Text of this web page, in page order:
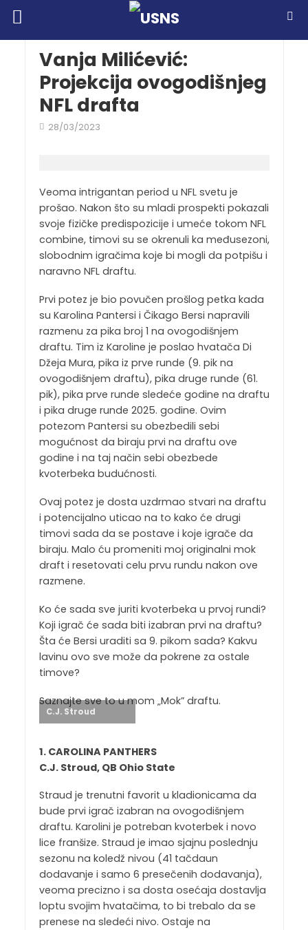
Vanja Milićević:
Projekcija ovogodišnjeg
NFL drafta
28/03/2023
Veoma intrigantan period u NFL svetu je
prošao. Nakon što su mladi prospekti pokazali
svoje fizičke predispozicije i umeće tokom NFL
combine, timovi su se okrenuli ka međusezoni,
slobodnim igračima koje bi mogli da potpišu i
naravno NFL draftu.
Prvi potez je bio povučen prošlog petka kada
su Karolina Pantersi i Čikago Bersi napravili
razmenu za pika broj 1 na ovogodišnjem
draftu. Tim iz Karoline je poslao hvatača Di
Džeja Mura, pika iz prve runde (9. pik na
ovogodišnjem draftu), pika druge runde (61.
pik), pika prve runde sledeće godine na draftu
i pika druge runde 2025. godine. Ovim
potezom Pantersi su obezbedili sebi
mogućnost da biraju prvi na draftu ove
godine i na taj način sebi obezbede
kvoterbeka budućnosti.
Ovaj potez je dosta uzdrmao stvari na draftu
i potencijalno uticao na to kako će drugi
timovi sada da se postave i koje igrače da
biraju. Malo ću promeniti moj originalni mok
draft i resetovati celu prvu rundu nakon ove
razmene.
Ko će sada sve juriti kvoterbeka u prvoj rundi?
Koji igrač će sada biti izabran prvi na draftu?
Šta će Bersi uraditi sa 9. pikom sada? Kakvu
lavinu ovo sve može da pokrene za ostale
timove?
Saznajte sve to u mom „Mok” draftu.
C.J. Stroud
1. CAROLINA PANTHERS
C.J. Stroud, QB Ohio State
Straud je trenutni favorit u kladionicama da
bude prvi igrač izabran na ovogodišnjem
draftu. Karolini je potreban kvoterbek i novo
lice franšize. Straud je imao sjajnu poslednju
sezonu na koledž nivou (41 tačdaun
dodavanje i samo 6 presečenih dodavanja),
veoma precizno i sa dosta osećaja dostavlja
loptu svojim hvatačima, to bi trebalo da se
prenese na sledeći nivo. Ostaje na